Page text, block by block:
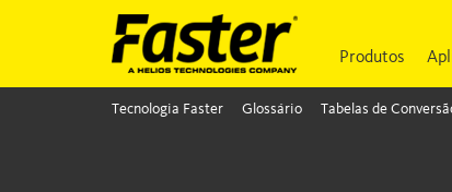
Produtos
Tecnologia Faster Glossário Tabelas de